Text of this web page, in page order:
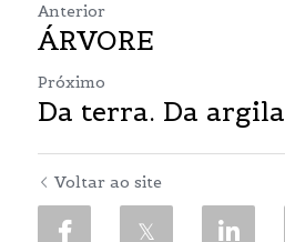
Anterior
ÁRVORE
Próximo
Da terra. Da
Voltar ao site